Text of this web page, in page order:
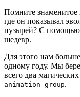
Помните знаменитое
где он показывал
пузырей? С помощью
шедевр.
Для этого нам
одному году. Мы
всего два
animation_group.